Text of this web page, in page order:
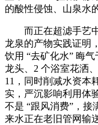
的酸性侵蚀、山泉水
而正在超滤手艺中
龙泉的产物实践证明
饮用 “去矿化水” 晦
龙头、2 个浴室花洒
11，同时削减水资本
实，严沉影响利用体
不是 “跟风消费”，接
来水正在老旧管网输